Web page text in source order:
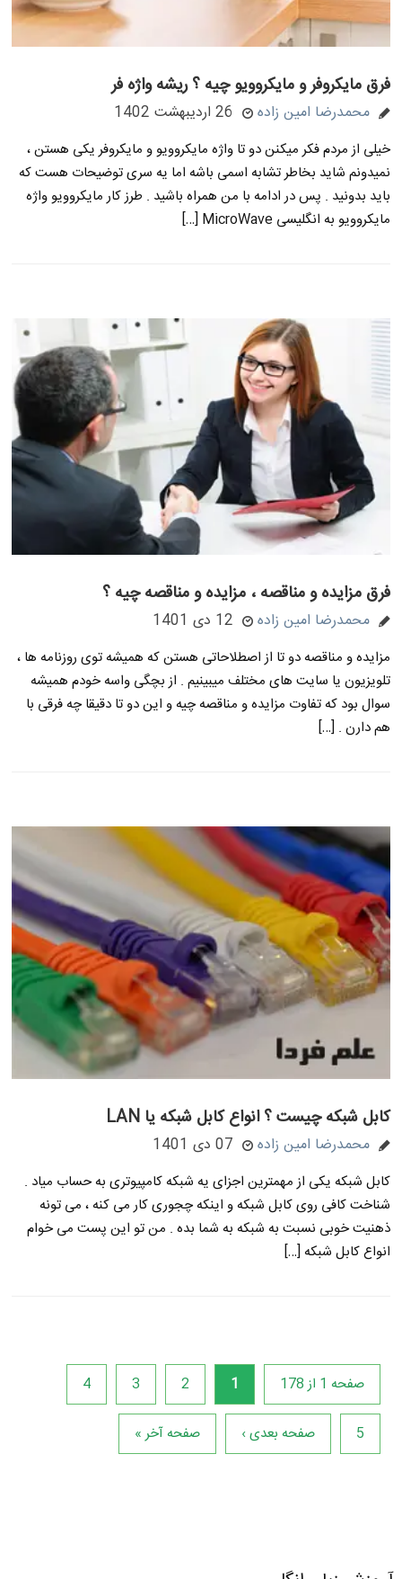
فرق مایکروفر و مایکروویو چیه ؟ ریشه واژه فر
محمدرضا امین زاده 26 اردیبهشت 1402
خیلی از مردم فکر میکنن دو تا واژه مایکروویو و مایکروفر یکی هستن ،
نمیدونم شاید بخاطر تشابه اسمی باشه اما یه سری توضیحات هست که
باید بدونید . پس در ادامه با من همراه باشید . طرز کار مایکروویو واژه
مایکروویو به انگلیسی MicroWave […]
فرق مزایده و مناقصه ، مزایده و مناقصه چیه ؟
محمدرضا امین زاده 12 دی 1401
مزایده و مناقصه دو تا از اصطلاحاتی هستن که همیشه توی روزنامه ها ،
تلویزیون یا سایت های مختلف میبینیم . از بچگی واسه خودم همیشه
سوال بود که تفاوت مزایده و مناقصه چیه و این دو تا دقیقا چه فرقی با
هم دارن . […]
کابل شبکه چیست ؟ انواع کابل شبکه یا LAN
محمدرضا امین زاده 07 دی 1401
کابل شبکه یکی از مهمترین اجزای یه شبکه کامپیوتری به حساب میاد .
شناخت کافی روی کابل شبکه و اینکه چجوری کار می کنه ، می تونه
ذهنیت خوبی نسبت به شبکه به شما بده . من تو این پست می خوام
انواع کابل شبکه […]
صفحه 1 از 178 1
2
3
4
5 صفحه بعدی › صفحه آخر »